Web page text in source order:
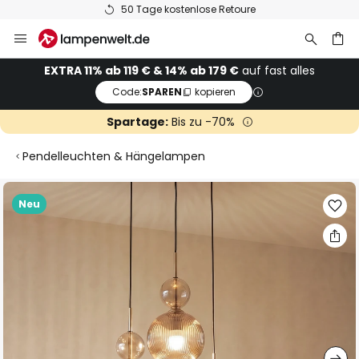
50 Tage kostenlose Retoure
Inhalt
springenEXTRA 11% ab 119 € & 14% ab 179 € auf fast alles
Code:SPAREN kopieren
Spartage:Bis zu -70%
Pendelleuchten & Hängelampen
Neu
Zum
Ende